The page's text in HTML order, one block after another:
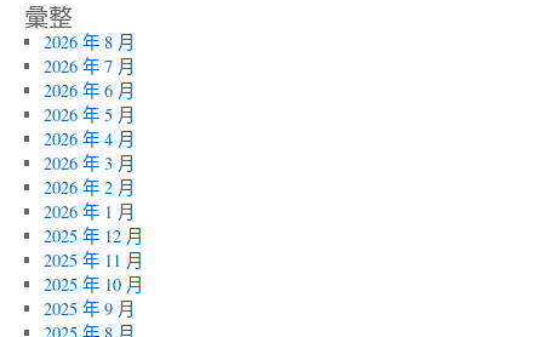
彙整
2026 年 8 月
2026 年 7 月
2026 年 6 月
2026 年 5 月
2026 年 4 月
2026 年 3 月
2026 年 2 月
2026 年 1 月
2025 年 12 月
2025 年 11 月
2025 年 10 月
2025 年 9 月